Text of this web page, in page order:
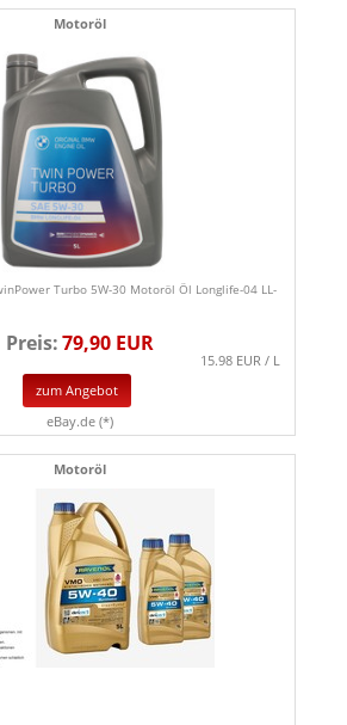
Motoröl
Turbo 5W-30 Motoröl Öl Longlife-04 LL-
Preis:79,90 EUR
15.98 EUR / L
zum Angebot
eBay.de (*)
Motoröl